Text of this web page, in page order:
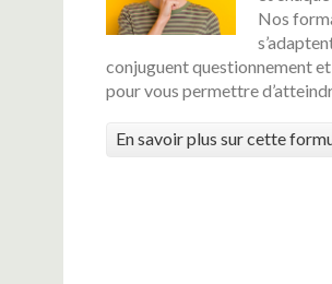
Nos
conjuguent questionnement
pour vous permettre
En savoir plus sur cette